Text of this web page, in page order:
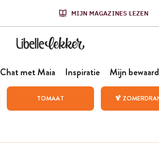
MIJN MAGAZINES LEZEN
Chat met Maia Inspiratie Mijn
TOMAAT 🍹